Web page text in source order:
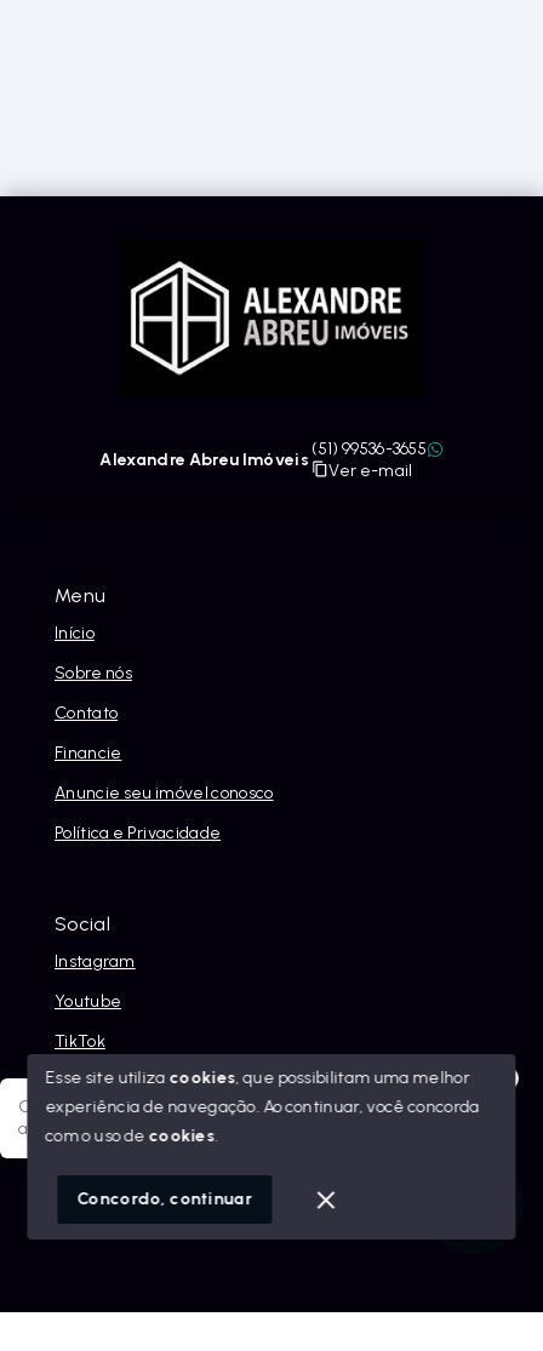
Olá! Sua jornada ao novo imóvel começa aqui. Como posso
ajudar?
Menu
Início
Sobre nós
Contato
Financie
Anuncie seu imóvel conosco
Política e Privacidade
Social
Instagram
Youtube
TikTok
© Copyright 2026 - Alexandre Abreu Imóveis - Todos os
SITE PARA IMOBILIARIA
Alexandre Abreu Imóveis
(51) 99536-3655
Ver e-mail
Esse site utiliza cookies, que possibilitam uma melhor
experiência de navegação.Ao continuar, você concorda
com o uso de cookies.
Concordo, continuar